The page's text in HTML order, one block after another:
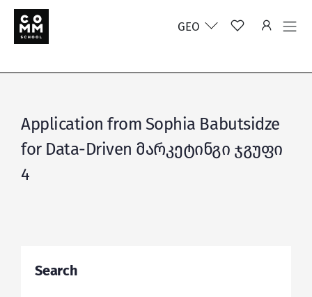
GEO
Application from Sophia Babutsidze
for Data-Driven მარკეტინგი ჯგუფი
4
Search